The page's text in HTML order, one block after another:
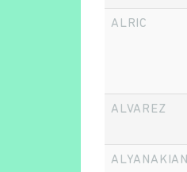
ALRIC
ALVAREZ
ALYANAKIAN